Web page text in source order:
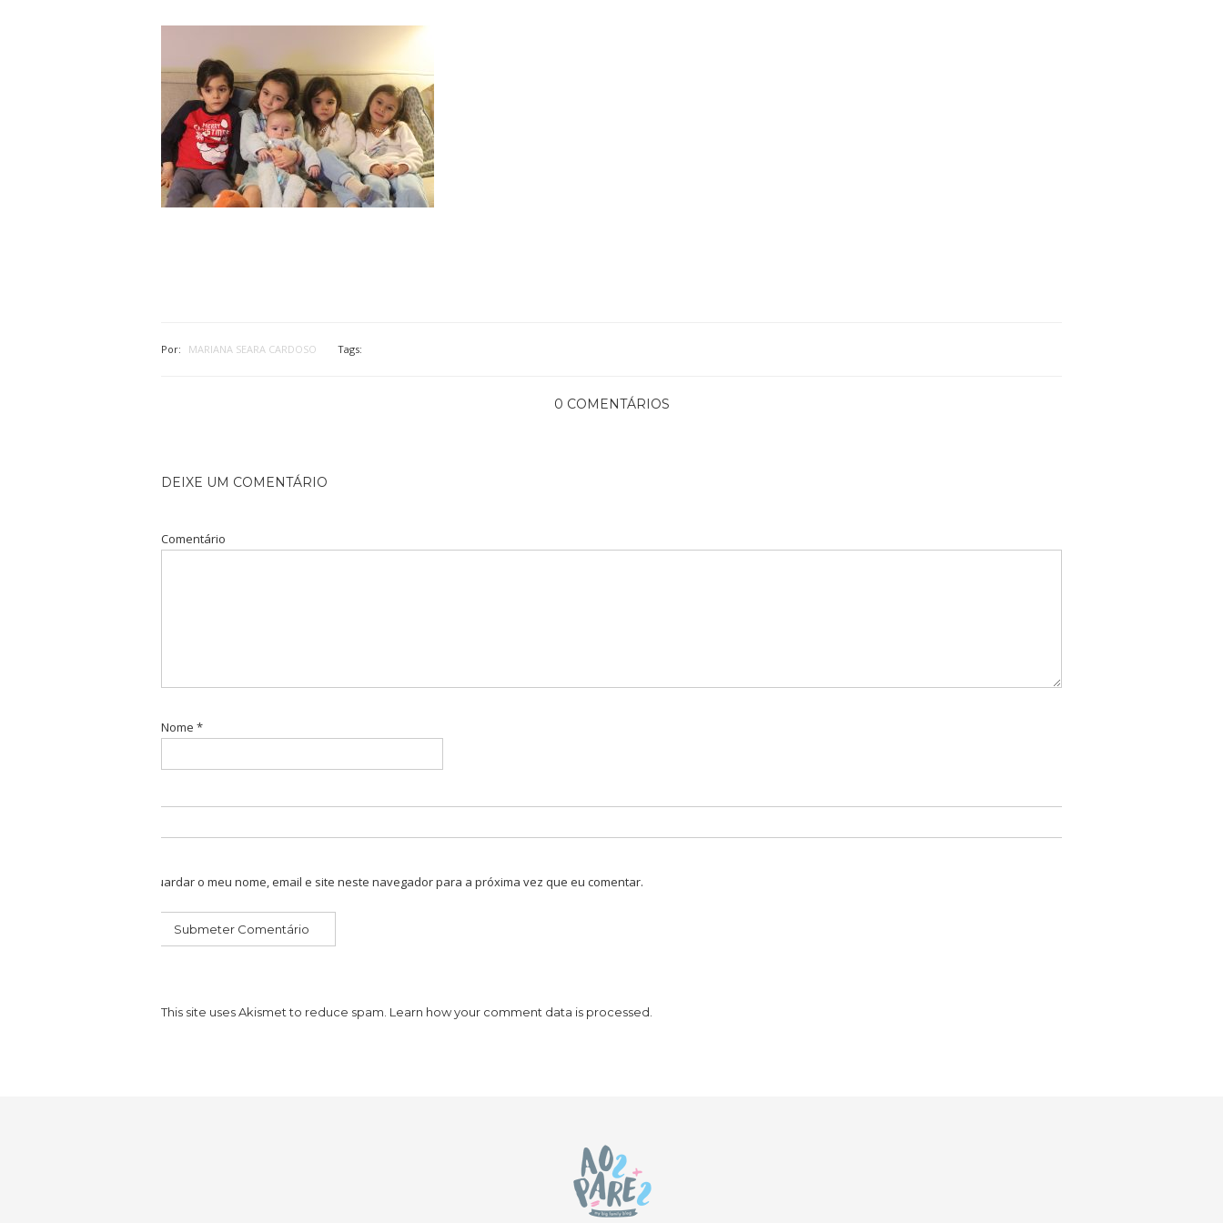
Por: MARIANA SEARA CARDOSO Tags:
0 COMENTÁRIOS
DEIXE UM COMENTÁRIO
Comentário
Nome *
Guardar o meu nome, email e site neste navegador para a próxima vez que eu comentar.
This site uses Akismet to reduce spam. Learn how your comment data is processed.